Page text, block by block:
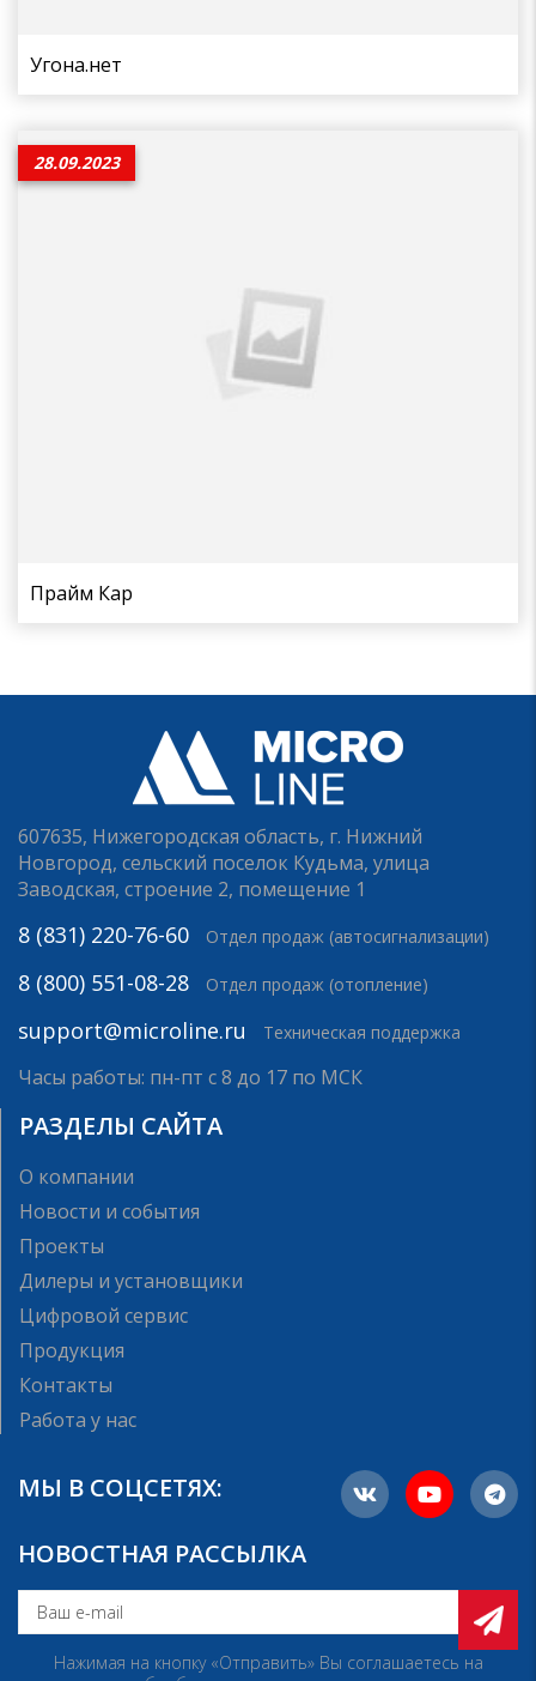
Угона.нет
28.09.2023
Прайм Кар
607635, Нижегородская область, г. Нижний
Новгород, сельский поселок Кудьма, улица
Заводская, строение 2, помещение 1
8 (831) 220-76-60 Отдел продаж (автосигнализации)
8 (800) 551-08-28 Отдел продаж (отопление)
support@microline.ru Техническая поддержка
Часы работы: пн-пт с 8 до 17 по МСК
РАЗДЕЛЫ САЙТА
О компании
Новости и события
Проекты
Дилеры и установщики
Цифровой сервис
Продукция
Контакты
Работа у нас
МЫ В СОЦСЕТЯХ:
НОВОСТНАЯ РАССЫЛКА
Нажимая на кнопку «Отправить» Вы соглашаетесь на